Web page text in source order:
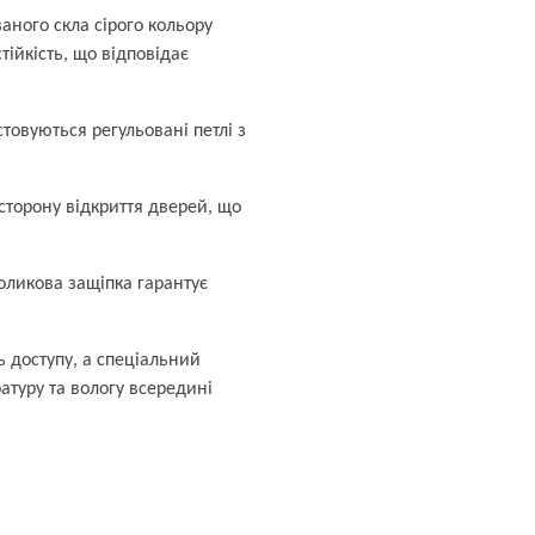
скла сірого кольору
що відповідає
регульовані петлі з
відкриття дверей, що
защіпка гарантує
доступу, а спеціальний
та вологу всередині